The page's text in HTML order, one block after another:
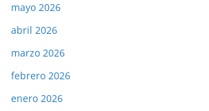
mayo 2026
abril 2026
marzo 2026
febrero 2026
enero 2026